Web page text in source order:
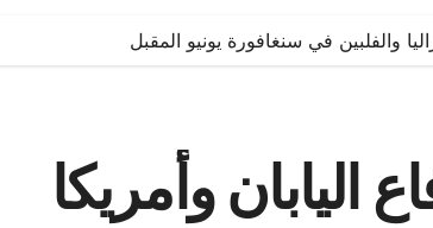
والفلبين في سنغافورة يونيو المقبل
اليابان وأمريكا